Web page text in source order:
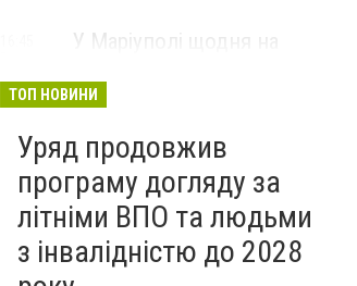
У Маріуполі щодня на
відключатимуть світло: це
ТОП НОВИНИ
Уряд продовжив
програму догляду за
літніми ВПО та людьми
з інвалідністю до 2028